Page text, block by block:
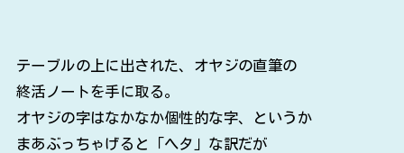
テーブルの上に出された、オヤジの直筆の
終活ノートを手に取る。
オヤジの字はなかなか個性的な字、というか
まあぶっちゃげると「ヘタ」な訳だが